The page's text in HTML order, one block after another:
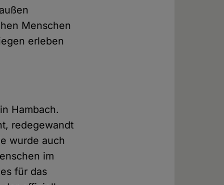
Menschen
erleben
Hambach.
redegewandt
wurde auch
im
für das